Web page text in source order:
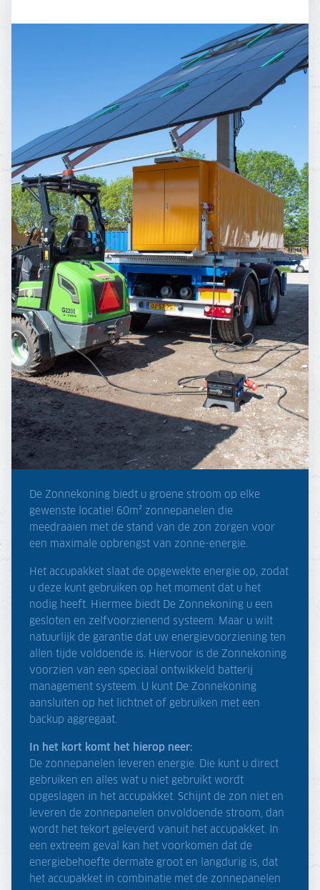
De Zonnekoning biedt u groene stroom op elke
gewenste locatie! 60m² zonnepanelen die
meedraaien met de stand van de zon zorgen voor
een maximale opbrengst van zonne-energie.
Het accupakket slaat de opgewekte energie op, zodat
u deze kunt gebruiken op het moment dat u het
nodig heeft. Hiermee biedt De Zonnekoning u een
gesloten en zelfvoorzienend systeem. Maar u wilt
natuurlijk de garantie dat uw energievoorziening ten
allen tijde voldoende is. Hiervoor is de Zonnekoning
voorzien van een speciaal ontwikkeld batterij
management systeem. U kunt De Zonnekoning
aansluiten op het lichtnet of gebruiken met een
backup aggregaat.
In het kort komt het hierop neer:
De zonnepanelen leveren energie. Die kunt u direct
gebruiken en alles wat u niet gebruikt wordt
opgeslagen in het accupakket. Schijnt de zon niet en
leveren de zonnepanelen onvoldoende stroom, dan
wordt het tekort geleverd vanuit het accupakket. In
een extreem geval kan het voorkomen dat de
energiebehoefte dermate groot en langdurig is, dat
het accupakket in combinatie met de zonnepanelen